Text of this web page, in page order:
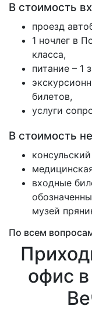
В стоимость
проезд
1 ночлег в
класса,
питание – 1
билетов,
услуги
В стоимость
входные
музей
По всем
офис